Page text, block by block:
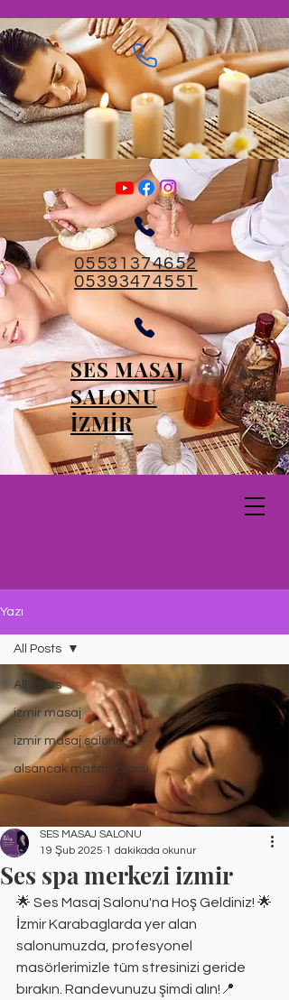
05531374652
05393474551
SES MASAJ
SALONU
İZMİR
Yazı
All Posts
izmir masaj
izmir masaj salonu
alsancak masaj salonu
All Posts
Ses spa merkezi izmir
SES MASAJ SALONU
19 Şub 2025 1 dakikada okunur
🌟 Ses Masaj Salonu'na Hoş Geldiniz! 🌟
İzmir Karabaglarda yer alan
salonumuzda, profesyonel
masörlerimizle tüm stresinizi geride
bırakın. Randevunuzu şimdi alın!📍